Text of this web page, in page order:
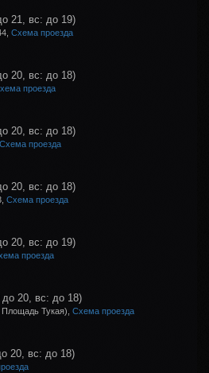
21, вс: до 19)
Схема проезда
20, вс: до 18)
проезда
20, вс: до 18)
Схема проезда
20, вс: до 18)
Схема проезда
20, вс: до 19)
проезда
до 20, вс: до 18)
Тукая), Схема проезда
20, вс: до 18)